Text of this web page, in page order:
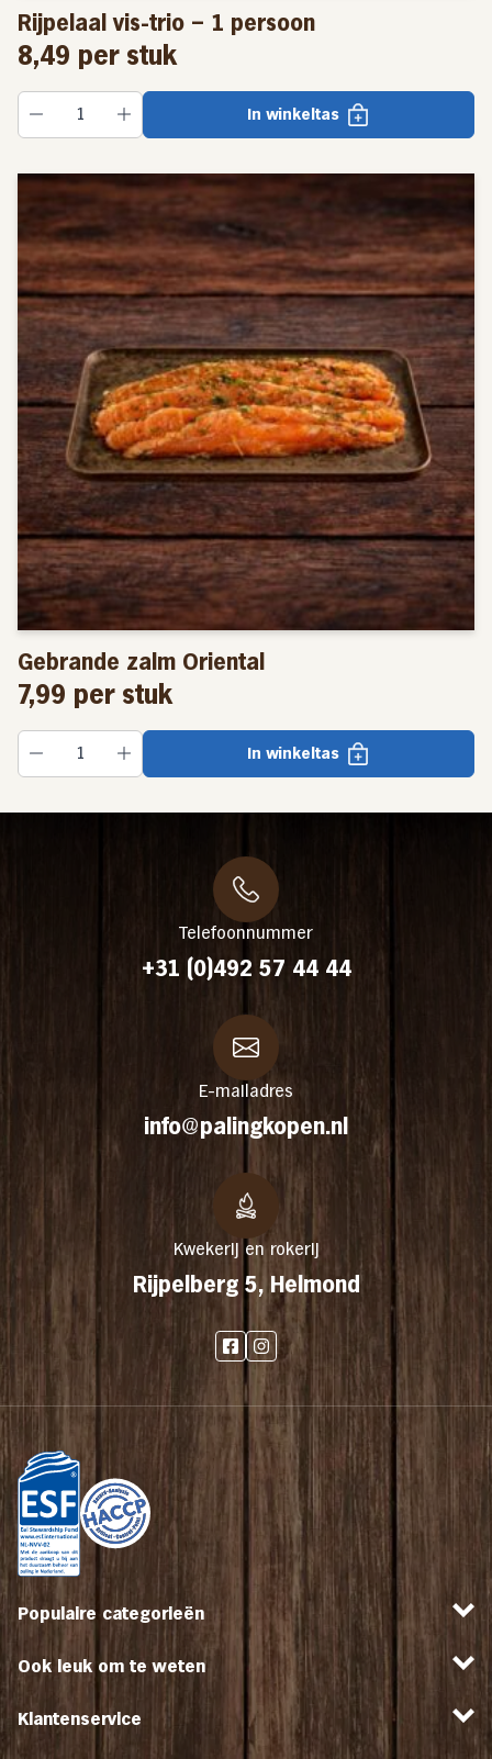
Rijpelaal vis-trio – 1 persoon
8,49 per stuk
In winkeltas
Gebrande zalm Oriental
7,99 per stuk
In winkeltas
+31 (0)492 57 44 44
Telefoonnummer
info@palingkopen.nl
E-mailadres
Rijpelberg 5, Helmond
Kwekerij en rokerij
Populaire categorieën
Ook leuk om te weten
Klantenservice